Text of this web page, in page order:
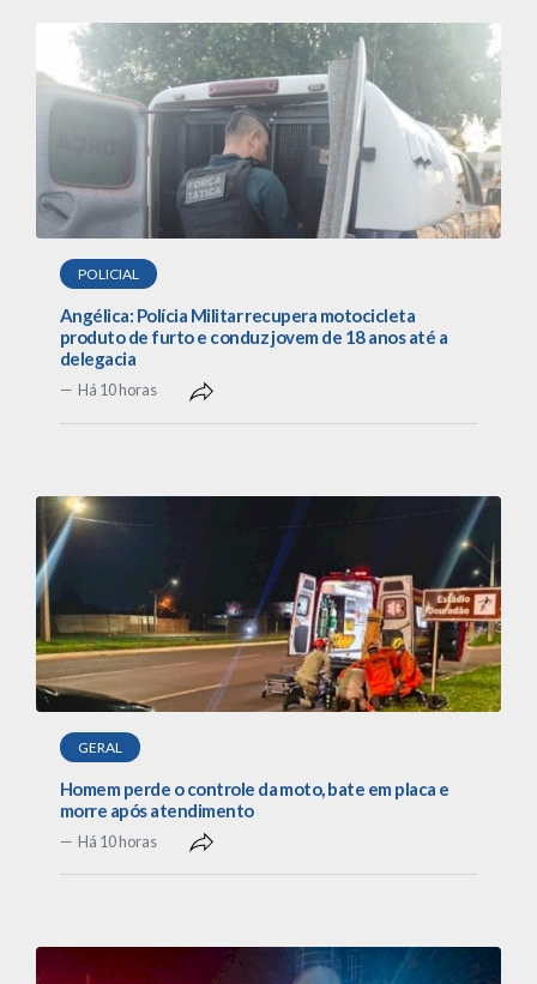
POLICIAL
Angélica: Polícia Militar recupera motocicleta
produto de furto e conduz jovem de 18 anos até a
delegacia
Há 10 horas
GERAL
Homem perde o controle da moto, bate em placa e
morre após atendimento
Há 10 horas